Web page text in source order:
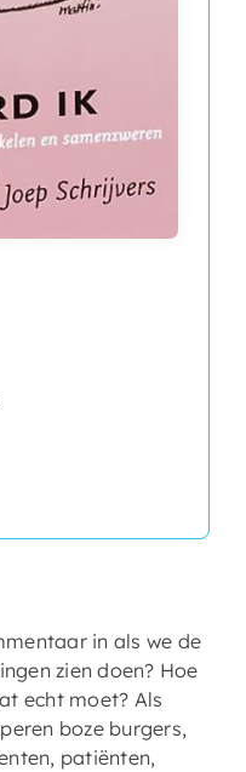
in als we de
zien doen? Hoe
echt moet? Als
boze burgers,
patiënten,